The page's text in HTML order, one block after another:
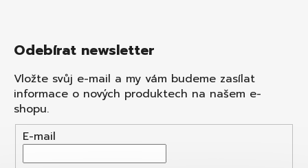
Odebírat newsletter
Vložte svůj e-mail a my vám budeme zasílat
informace o nových produktech na našem e-
shopu.
E-mail